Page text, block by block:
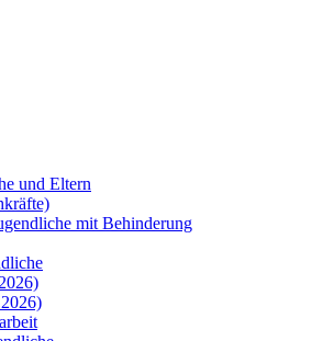
und Eltern
mit Behinderung